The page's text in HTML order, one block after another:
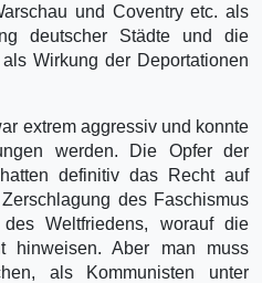
und Coventry etc. als
deutscher Städte und die
Wirkung der Deportationen
extrem aggressiv und konnte
werden. Die Opfer der
definitiv das Recht auf
des Faschismus
Weltfriedens, worauf die
hinweisen. Aber man muss
als Kommunisten unter